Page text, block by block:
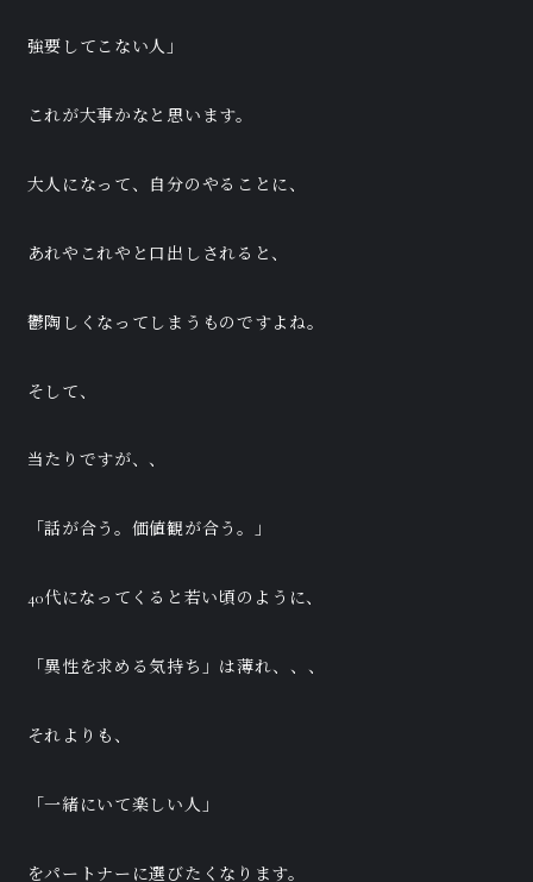
強要してこない人」
これが大事かなと思います。
大人になって、自分のやることに、
あれやこれやと口出しされると、
鬱陶しくなってしまうものですよね。
そして、
当たりですが、、
「話が合う。価値観が合う。」
40代になってくると若い頃のように、
「異性を求める気持ち」は薄れ、、、
それよりも、
「一緒にいて楽しい人」
をパートナーに選びたくなります。